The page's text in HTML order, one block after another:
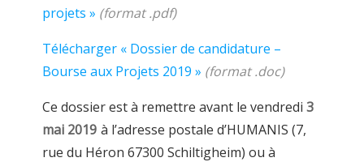
projets » (format .pdf)
Télécharger « Dossier de candidature –
Bourse aux Projets 2019 » (format .doc)
Ce dossier est à remettre avant le vendredi 3
mai 2019 à l’adresse postale d’HUMANIS (7,
rue du Héron 67300 Schiltigheim) ou à